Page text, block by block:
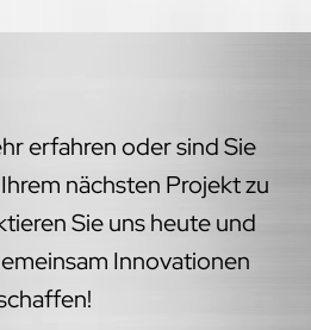
erfahren oder sind Sie
nächsten Projekt zu
Sie uns heute und
Innovationen